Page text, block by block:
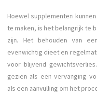
Hoewel supplementen
te maken, is het belangrijk te
zijn. Het behouden van
evenwichtig dieet en
voor blijvend
gezien als een vervanging
als een aanvulling om het